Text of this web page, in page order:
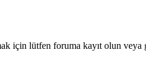
için lütfen foruma kayıt olun veya